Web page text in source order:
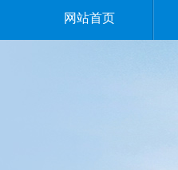
网站首页